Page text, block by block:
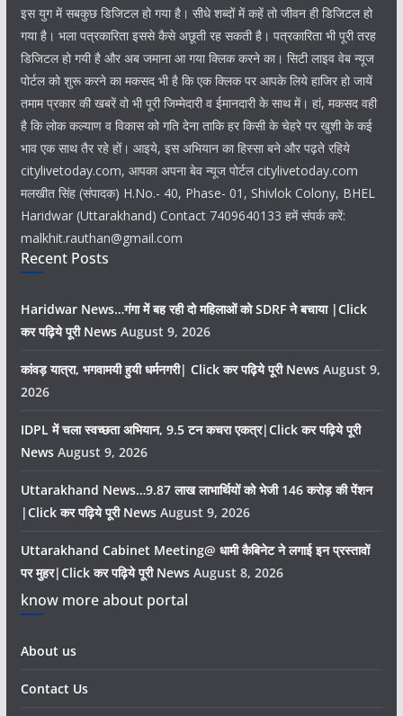
इस युग में सबकुछ डिजिटल हो गया है। सीधे शब्दों में कहें तो जीवन ही डिजिटल हो
गया है। भला पत्रकारिता इससे कैसे अछूती रह सकती है। पत्रकारिता भी पूरी तरह
डिजिटल हो गयी है और अब जमाना आ गया क्लिक करने का। सिटी लाइव वेब न्यूज
पोर्टल को शुरू करने का मकसद भी है कि एक क्लिक पर आपके लिये हाजिर हो जायें
तमाम प्रकार की खबरें वो भी पूरी जिम्मेदारी व ईमानदारी के साथ में। हां, मकसद वही
है कि लोक कल्याण व विकास को गति देना ताकि हर किसी के चेहरे पर खुशी के कई
भाव एक साथ तैर रहे हों। आइये, इस अभियान का हिस्सा बने और पढ़ते रहिये
citylivetoday.com, आपका अपना बेव न्यूज पोर्टल citylivetoday.com
मलखीत सिंह (संपादक) H.No.- 40, Phase- 01, Shivlok Colony, BHEL
Haridwar (Uttarakhand) Contact 7409640133 हमें संपर्क करें:
malkhit.rauthan@gmail.com
Recent Posts
Haridwar News…गंगा में बह रही दो महिलाओं को SDRF ने बचाया |Click
कर पढ़िये पूरी News August 9, 2026
कांवड़ यात्रा, भगवामयी हुयी धर्मनगरी| Click कर पढ़िये पूरी News August 9,
2026
IDPL में चला स्वच्छता अभियान, 9.5 टन कचरा एकत्र|Click कर पढ़िये पूरी
News August 9, 2026
Uttarakhand News…9.87 लाख लाभार्थियों को भेजी 146 करोड़ की पेंशन
|Click कर पढ़िये पूरी News August 9, 2026
Uttarakhand Cabinet Meeting@ धामी कैबिनेट ने लगाई इन प्रस्तावों
पर मुहर|Click कर पढ़िये पूरी News August 8, 2026
know more about portal
About us
Contact Us